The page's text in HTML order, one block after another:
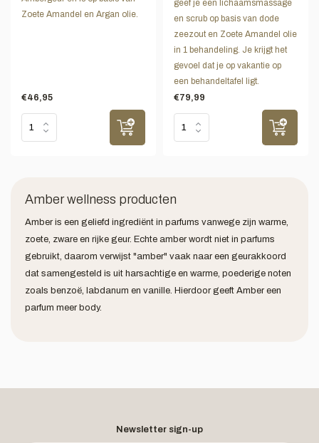
Zoete Amandel en Argan olie.
€46,95
geef je een lichaamsmassage
en scrub op basis van dode
zeezout en Zoete Amandel olie
in 1 behandeling. Je krijgt het
gevoel dat je op vakantie op
een behandeltafel ligt.
€79,99
Amber wellness producten
Amber is een geliefd ingrediënt in parfums vanwege zijn warme,
zoete, zware en rijke geur. Echte amber wordt niet in parfums
gebruikt, daarom verwijst "amber" vaak naar een geurakkoord
dat samengesteld is uit harsachtige en warme, poederige noten
zoals benzoë, labdanum en vanille. Hierdoor geeft Amber een
parfum meer body.
Newsletter sign-up